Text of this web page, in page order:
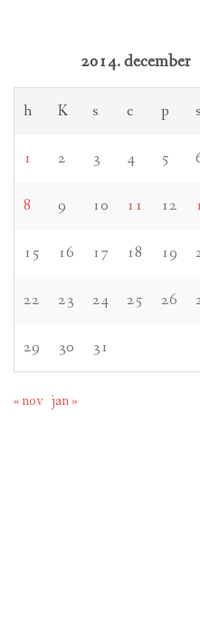
2014. december
h K s c p s
1 2 3 4 5
8 9 10 11 12
15 16 17 18 19
22 23 24 25 26
29 30 31
« nov jan »